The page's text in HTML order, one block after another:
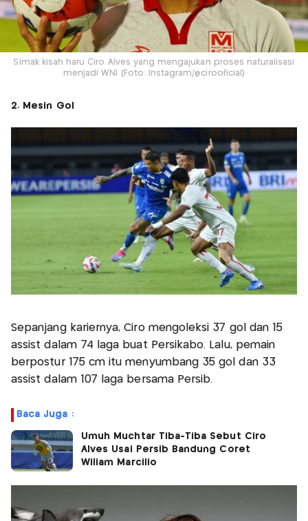
Simak kisah haru Ciro Alves yang mengajukan proses naturalisasi
menjadi WNI (Foto: Instagram/@cirooficial)
2. Mesin Gol
Sepanjang kariernya, Ciro mengoleksi 37 gol dan 15
assist dalam 74 laga buat Persikabo. Lalu, pemain
berpostur 175 cm itu menyumbang 35 gol dan 33
assist dalam 107 laga bersama Persib.
Baca Juga :
Umuh Muchtar Tiba-Tiba Sebut Ciro
Alves Usai Persib Bandung Coret
Wiliam Marcilio